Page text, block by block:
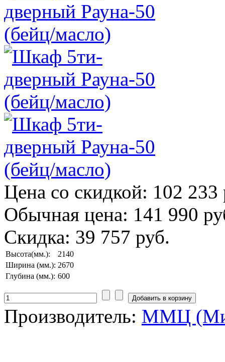
Цена со скидкой: 102 233
Обычная цена: 141 990
Скидка: 39 757 руб.
Высота(мм.):
2140
Ширина (мм.): 2670
Глубина (мм.): 600
Производитель: ММЦ